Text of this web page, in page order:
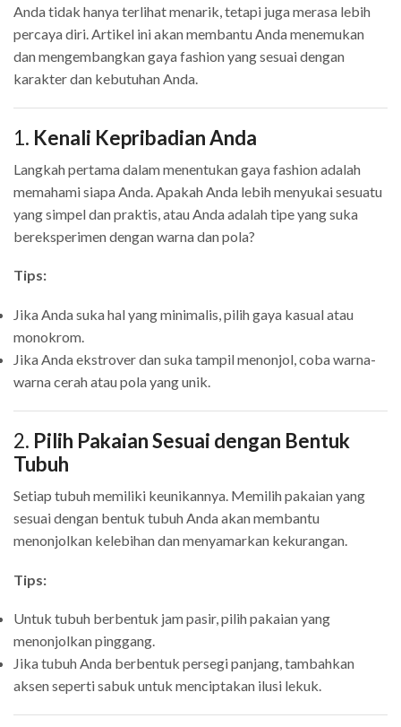
Anda tidak hanya terlihat menarik, tetapi juga merasa lebih
percaya diri. Artikel ini akan membantu Anda menemukan
dan mengembangkan gaya fashion yang sesuai dengan
karakter dan kebutuhan Anda.
1. Kenali Kepribadian Anda
Langkah pertama dalam menentukan gaya fashion adalah
memahami siapa Anda. Apakah Anda lebih menyukai sesuatu
yang simpel dan praktis, atau Anda adalah tipe yang suka
bereksperimen dengan warna dan pola?
Tips:
Jika Anda suka hal yang minimalis, pilih gaya kasual atau
monokrom.
Jika Anda ekstrover dan suka tampil menonjol, coba warna-
warna cerah atau pola yang unik.
2. Pilih Pakaian Sesuai dengan Bentuk
Tubuh
Setiap tubuh memiliki keunikannya. Memilih pakaian yang
sesuai dengan bentuk tubuh Anda akan membantu
menonjolkan kelebihan dan menyamarkan kekurangan.
Tips:
Untuk tubuh berbentuk jam pasir, pilih pakaian yang
menonjolkan pinggang.
Jika tubuh Anda berbentuk persegi panjang, tambahkan
aksen seperti sabuk untuk menciptakan ilusi lekuk.